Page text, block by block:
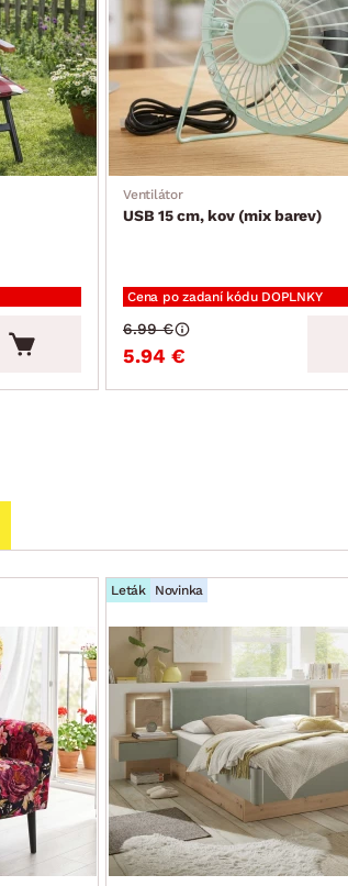
Ventilátor
USB 15 cm, kov (mix barev)
Cena po zadaní kódu DOPLNKY
5.94 €
6.99 €
Leták Novinka